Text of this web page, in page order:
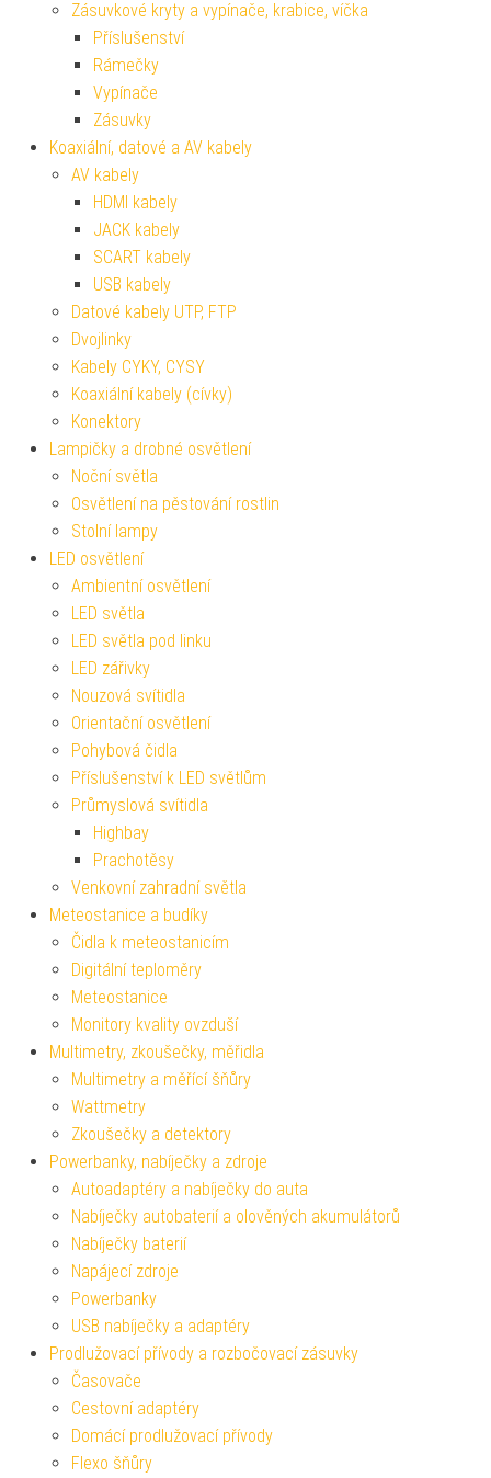
Zásuvkové kryty a vypínače, krabice, víčka
Příslušenství
Rámečky
Vypínače
Zásuvky
Koaxiální, datové a AV kabely
AV kabely
HDMI kabely
JACK kabely
SCART kabely
USB kabely
Datové kabely UTP, FTP
Dvojlinky
Kabely CYKY, CYSY
Koaxiální kabely (cívky)
Konektory
Lampičky a drobné osvětlení
Noční světla
Osvětlení na pěstování rostlin
Stolní lampy
LED osvětlení
Ambientní osvětlení
LED světla
LED světla pod linku
LED zářivky
Nouzová svítidla
Orientační osvětlení
Pohybová čidla
Příslušenství k LED světlům
Průmyslová svítidla
Highbay
Prachotěsy
Venkovní zahradní světla
Meteostanice a budíky
Čidla k meteostanicím
Digitální teploměry
Meteostanice
Monitory kvality ovzduší
Multimetry, zkoušečky, měřidla
Multimetry a měřící šňůry
Wattmetry
Zkoušečky a detektory
Powerbanky, nabíječky a zdroje
Autoadaptéry a nabíječky do auta
Nabíječky autobaterií a olověných akumulátorů
Nabíječky baterií
Napájecí zdroje
Powerbanky
USB nabíječky a adaptéry
Prodlužovací přívody a rozbočovací zásuvky
Časovače
Cestovní adaptéry
Domácí prodlužovací přívody
Flexo šňůry